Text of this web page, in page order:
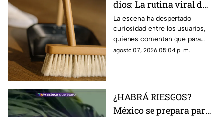
dios: La rutina viral de
esta mamá para la
limpieza el techo
La escena ha despertado
curiosidad entre los usuarios,
quienes comentan que para
algunas personas ningún
agosto 07, 2026 05:04 p. m.
¿HABRÁ RIESGOS?
México se prepara para